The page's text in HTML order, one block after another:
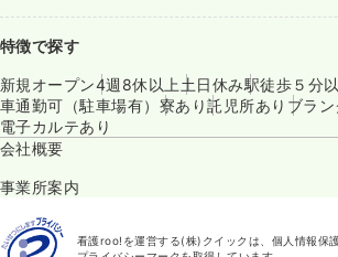
特徴で探す
新規オープン4週8休以上 土日休み駅徒歩５分
車通勤可（駐車場有） 寮あり託児所あり ブラ
電子カルテあり
会社概要
事業所案内
看護roo!を運営する(株)クイックは、個人情報保